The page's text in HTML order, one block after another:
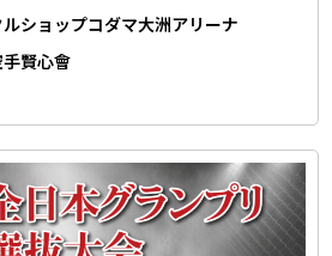
ショップコダマ大洲アリーナ
賢心會